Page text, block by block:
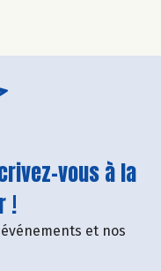
vous à la
!
et nos